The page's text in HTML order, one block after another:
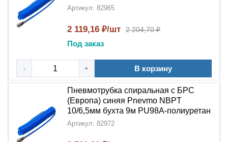
Артикул: 82965
2 119,16 ₽/шт 2 204,70 ₽
Под заказ
- + В корзину
Пневмотрубка спиральная с БРС
(Европа) синяя Pnevmo NBPT
10/6,5мм бухта 9м PU98A-полиуретан
Артикул: 82972